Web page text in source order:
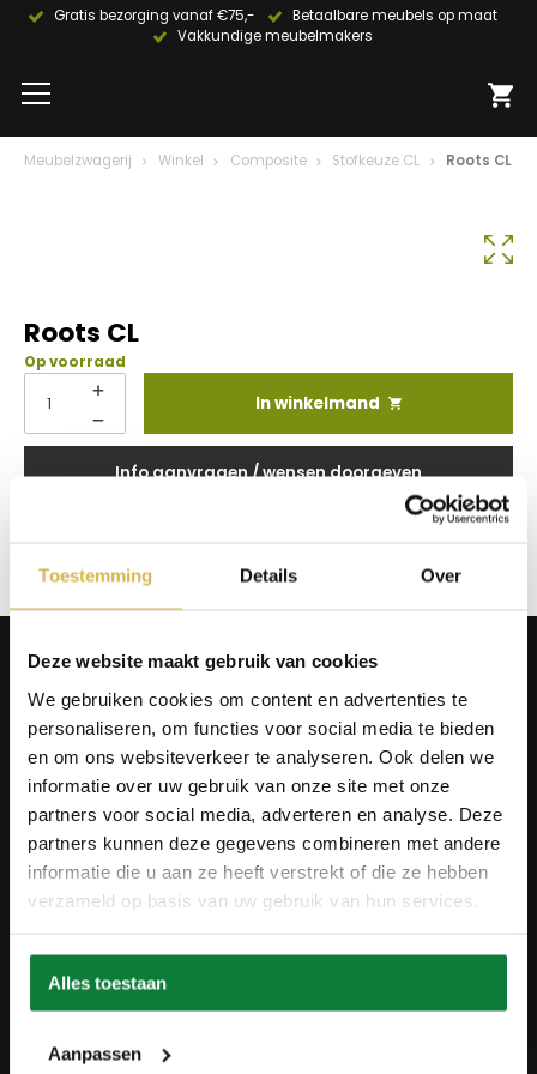
Toestemming Details Over
Deze website maakt gebruik van cookies
We gebruiken cookies om content en advertenties te
personaliseren, om functies voor social media te bieden
en om ons websiteverkeer te analyseren. Ook delen we
informatie over uw gebruik van onze site met onze
partners voor social media, adverteren en analyse. Deze
partners kunnen deze gegevens combineren met andere
informatie die u aan ze heeft verstrekt of die ze hebben
verzameld op basis van uw gebruik van hun services.
Alles toestaan
Aanpassen
Gratis bezorging vanaf €75,-
Betaalbare meubels op maat
Vakkundige meubelmakers
Meubelzwagerij Winkel Composite Stofkeuze CL Roots CL
Roots CL
Op voorraad
In winkelmand
Info aanvragen / wensen doorgeven
Producten
Tafels
Wanddecoratie
Tv-meubels
Accessoires
Onderstellen
Over ons
Wie zijn wij?
Contact
Duurzaamheid
Betaalmethodes
Retourbeleid
Blog